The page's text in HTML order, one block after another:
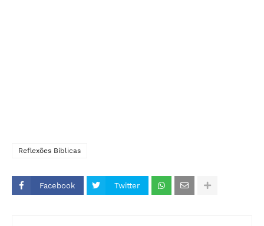
Reflexões Bíblicas
Facebook Twitter